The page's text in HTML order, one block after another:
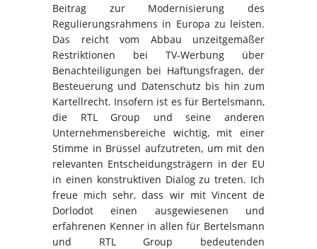
Beitrag zur Modernisierung des
Regulierungsrahmens in Europa zu leisten.
Das reicht vom Abbau unzeitgemäßer
Restriktionen bei TV-Werbung über
Benachteiligungen bei Haftungsfragen, der
Besteuerung und Datenschutz bis hin zum
Kartellrecht. Insofern ist es für Bertelsmann,
die RTL Group und seine anderen
Unternehmensbereiche wichtig, mit einer
Stimme in Brüssel aufzutreten, um mit den
relevanten Entscheidungsträgern in der EU
in einen konstruktiven Dialog zu treten. Ich
freue mich sehr, dass wir mit Vincent de
Dorlodot einen ausgewiesenen und
erfahrenen Kenner in allen für Bertelsmann
und RTL Group bedeutenden